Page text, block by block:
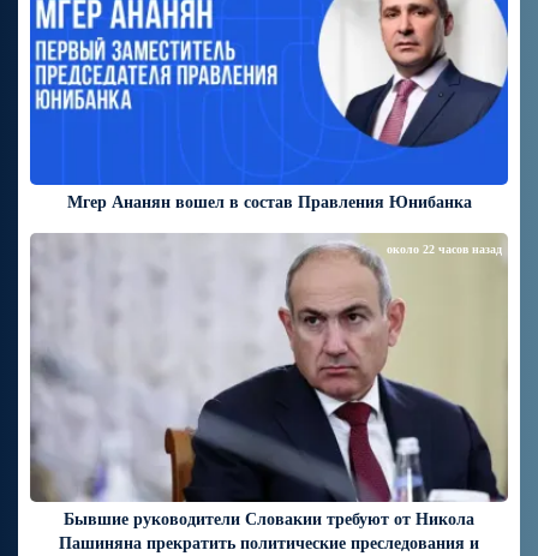
Мгер Ананян вошел в состав Правления Юнибанка
Бывшие руководители Словакии требуют от Никола
Пашиняна прекратить политические преследования и
около 22 часов назад